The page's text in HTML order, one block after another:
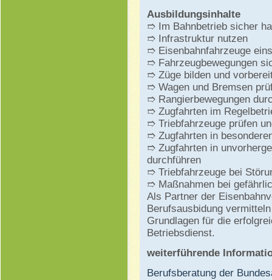
Ausbildungsinhalte
➱ Im Bahnbetrieb sicher
➱ Infrastruktur nutzen
➱ Eisenbahnfahrzeuge
➱ Fahrzeugbewegungen
➱ Züge bilden und
➱ Wagen und Bremsen
➱ Rangierbewegungen
➱ Zugfahrten im
➱ Triebfahrzeuge prüfen
➱ Zugfahrten in
➱ Zugfahrten in
durchführen
➱ Triebfahrzeuge bei
➱ Maßnahmen bei
Als Partner der
Berufsausbidung
Grundlagen für die
Betriebsdienst.
weiterführende
Berufsberatung der